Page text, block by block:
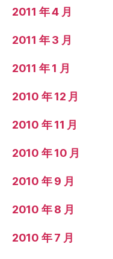
2011 年 4 月
2011 年 3 月
2011 年 1 月
2010 年 12 月
2010 年 11 月
2010 年 10 月
2010 年 9 月
2010 年 8 月
2010 年 7 月